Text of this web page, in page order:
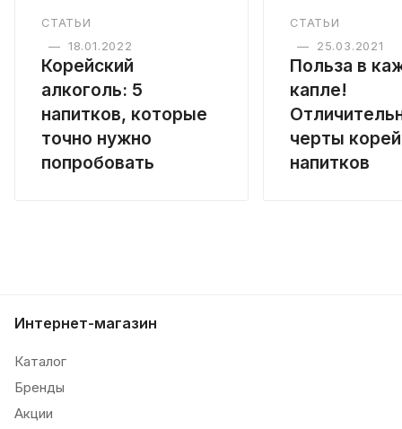
СТАТЬИ
— 18.01.2022
Корейский
алкоголь: 5
напитков, которые
точно нужно
попробовать
СТАТЬИ
—
25.03.2021
Польза в
капле!
черты
напитков
Интернет-магазин
Каталог
Бренды
Акции